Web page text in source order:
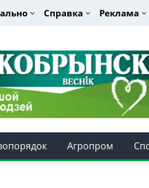
Справка Реклама
Агропром